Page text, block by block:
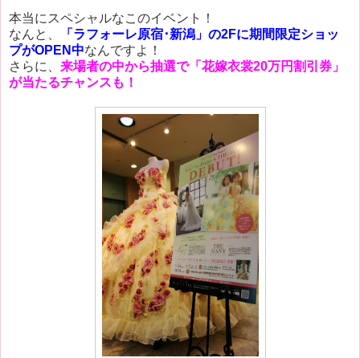
本当にスペシャルなこのイベント！
なんと、
「ラフォーレ原宿･新潟」の2Fに期間限定ショッ
プがOPEN中なんですよ！
さらに、 来場者の中から抽選で「花嫁衣裳20万円割引券」
が当たるチャンスも！